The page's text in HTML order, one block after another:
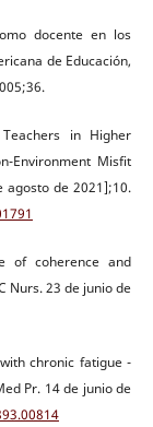
docente en los
de Educación,
in Higher
Environment Misfit
agosto de 2021];10.
of coherence and
Nurs. 23 de junio de
chronic fatigue -
Pr. 14 de junio de